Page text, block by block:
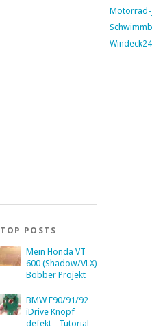
TOP POSTS
Mein Honda VT
600 (Shadow/VLX)
Bobber Projekt
BMW E90/91/92
iDrive Knopf
defekt - Tutorial
Motorrad-
Windeck24